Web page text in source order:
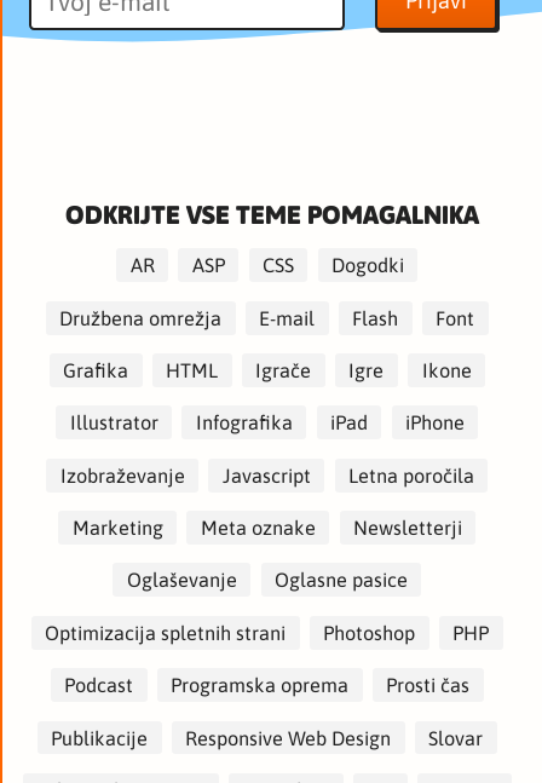
ODKRIJTE VSE TEME POMAGALNIKA
AR ASP CSS Dogodki
Družbena omrežja E-mail Flash Font
Grafika HTML Igrače Igre Ikone
Illustrator Infografika iPad iPhone
Izobraževanje Javascript Letna poročila
Marketing Meta oznake Newsletterji
Oglaševanje Oglasne pasice
Optimizacija spletnih strani Photoshop PHP
Podcast Programska oprema Prosti čas
Publikacije Responsive Web Design Slovar